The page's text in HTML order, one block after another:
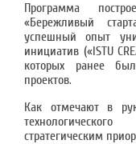
Программа
«Бережливый
успешный опыт
инициатив («ISTU
которых ранее
проектов.
Как отмечают в
стратегическим